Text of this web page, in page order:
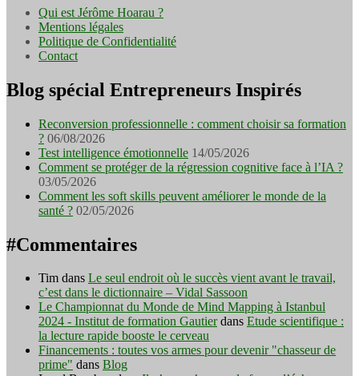
Qui est Jérôme Hoarau ?
Mentions légales
Politique de Confidentialité
Contact
Blog spécial Entrepreneurs Inspirés
Reconversion professionnelle : comment choisir sa formation
? 06/08/2026
Test intelligence émotionnelle 14/05/2026
Comment se protéger de la régression cognitive face à l’IA ?
03/05/2026
Comment les soft skills peuvent améliorer le monde de la
santé ? 02/05/2026
#Commentaires
Tim dans Le seul endroit où le succès vient avant le travail,
c’est dans le dictionnaire – Vidal Sassoon
Le Championnat du Monde de Mind Mapping à Istanbul
2024 - Institut de formation Gautierdans Etude scientifique :
la lecture rapide booste le cerveau
Financements : toutes vos armes pour devenir "chasseur de
prime" dans Blog